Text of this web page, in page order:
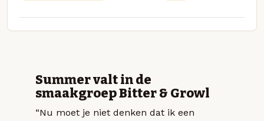
Summer valt in de
smaakgroep Bitter & Growl
“Nu moet je niet denken dat ik een